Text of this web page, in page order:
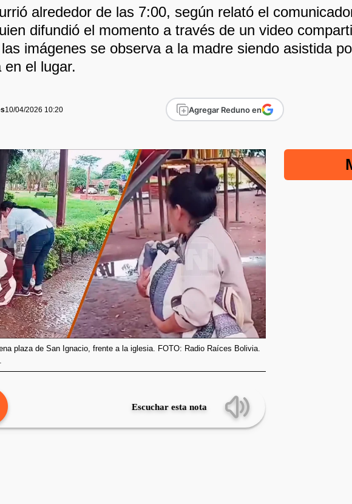
alrededor de las 7:00, según relató el
difundió el momento a través de un video
imágenes se observa a la madre siendo asistida
en el lugar.
10/04/2026 10:20 Agregar Reduno en
plaza de San Ignacio, frente a la iglesia. FOTO: Radio Raíces Bolivia.
Escuchar esta nota